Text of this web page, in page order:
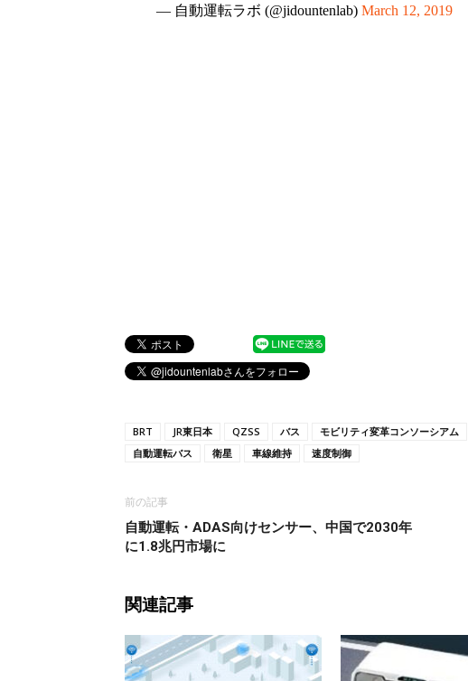
— 自動運転ラボ (@jidountenlab) March 12, 2019
BRT JR東日本 QZSS バス モビリティ変革コンソーシアム
自動運転バス
衛星 車線維持 速度制御
前の記事
自動運転・ADAS向けセンサー、中国で2030年
に1.8兆円市場に
関連記事